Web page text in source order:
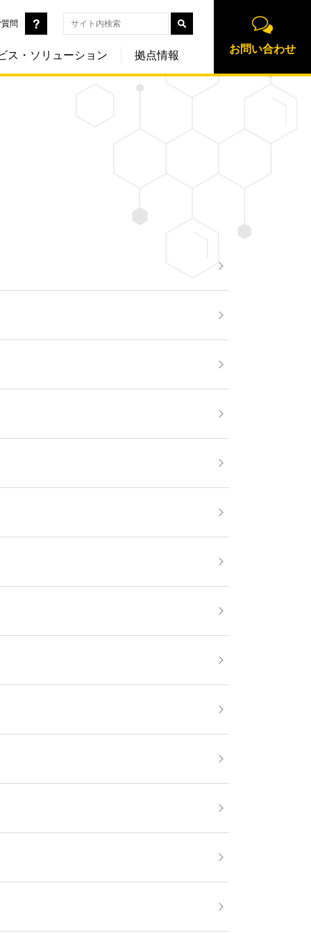
問
ス・ソリューション 拠点情報
お問い合わせ